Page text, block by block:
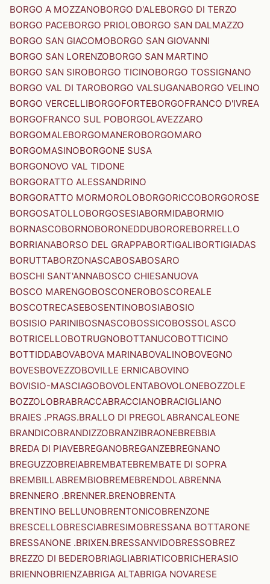
BORGO A MOZZANOBORGO D'ALEBORGO DI TERZO
BORGO PACEBORGO PRIOLOBORGO SAN DALMAZZO
BORGO SAN GIACOMOBORGO SAN GIOVANNI
BORGO SAN LORENZOBORGO SAN MARTINO
BORGO SAN SIROBORGO TICINOBORGO TOSSIGNANO
BORGO VAL DI TAROBORGO VALSUGANABORGO VELINO
BORGO VERCELLIBORGOFORTEBORGOFRANCO D'IVREA
BORGOFRANCO SUL POBORGOLAVEZZARO
BORGOMALEBORGOMANEROBORGOMARO
BORGOMASINOBORGONE SUSA
BORGONOVO VAL TIDONE
BORGORATTO ALESSANDRINO
BORGORATTO MORMOROLOBORGORICCOBORGOROSE
BORGOSATOLLOBORGOSESIABORMIDABORMIO
BORNASCOBORNOBORONEDDUBOROREBORRELLO
BORRIANABORSO DEL GRAPPABORTIGALIBORTIGIADAS
BORUTTABORZONASCABOSABOSARO
BOSCHI SANT'ANNABOSCO CHIESANUOVA
BOSCO MARENGOBOSCONEROBOSCOREALE
BOSCOTRECASEBOSENTINOBOSIABOSIO
BOSISIO PARINIBOSNASCOBOSSICOBOSSOLASCO
BOTRICELLOBOTRUGNOBOTTANUCOBOTTICINO
BOTTIDDABOVABOVA MARINABOVALINOBOVEGNO
BOVESBOVEZZOBOVILLE ERNICABOVINO
BOVISIO-MASCIAGOBOVOLENTABOVOLONEBOZZOLE
BOZZOLOBRABRACCABRACCIANOBRACIGLIANO
BRAIES .PRAGS.BRALLO DI PREGOLABRANCALEONE
BRANDICOBRANDIZZOBRANZIBRAONEBREBBIA
BREDA DI PIAVEBREGANOBREGANZEBREGNANO
BREGUZZOBREIABREMBATEBREMBATE DI SOPRA
BREMBILLABREMBIOBREMEBRENDOLABRENNA
BRENNERO .BRENNER.BRENOBRENTA
BRENTINO BELLUNOBRENTONICOBRENZONE
BRESCELLOBRESCIABRESIMOBRESSANA BOTTARONE
BRESSANONE .BRIXEN.BRESSANVIDOBRESSOBREZ
BREZZO DI BEDEROBRIAGLIABRIATICOBRICHERASIO
BRIENNOBRIENZABRIGA ALTABRIGA NOVARESE